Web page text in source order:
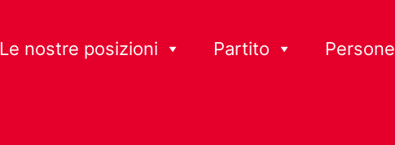
Le nostre posizioni Partito Persone